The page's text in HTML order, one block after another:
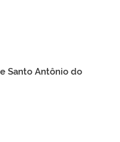
Santo Antônio do